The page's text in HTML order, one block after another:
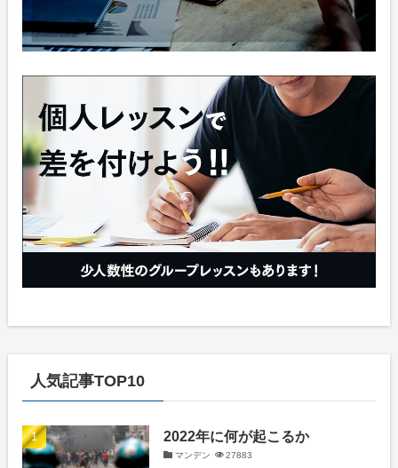
人気記事TOP10
2022年に何が起こるか
マンデン 27883